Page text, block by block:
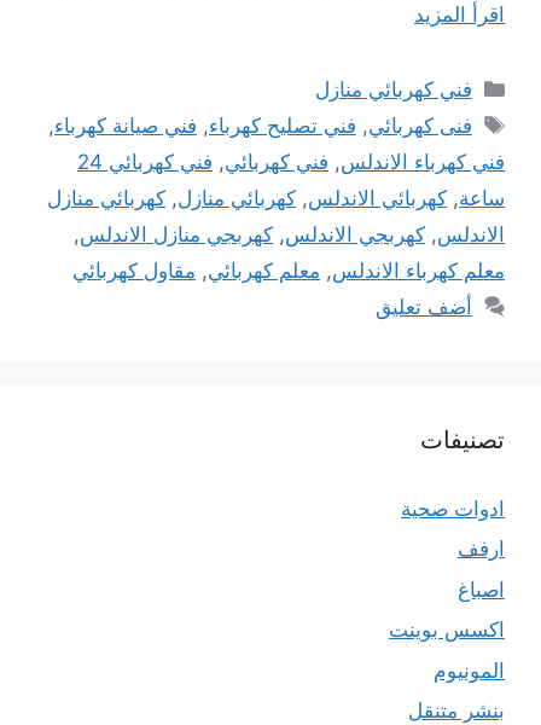
اقرأ المزيد
التصنيفات
فني كهربائي منازل
الوسوم
فنى كهربائي, فني تصليح كهرباء, فني صيانة كهرباء,
فني كهرباء الاندلس, فني كهربائي,
فني كهربائي 24
ساعة, كهربائي الاندلس, كهربائي منازل, كهربائي منازل
الاندلس, كهربجي الاندلس, كهربجي منازل الاندلس,
معلم كهرباء الاندلس, معلم كهربائي, مقاول كهربائي
أضف تعليق
تصنيفات
ادوات صحية
ارفف
اصباغ
اكسس بوينت
المونيوم
بنشر متنقل